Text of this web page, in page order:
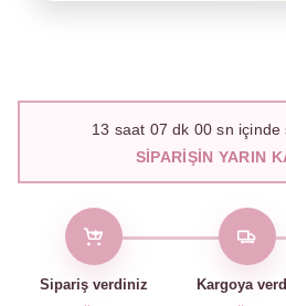
13 saat 06 dk 59 sn içinde
SIPARIŞIN YARIN
Sipariş verdiniz Kargoya